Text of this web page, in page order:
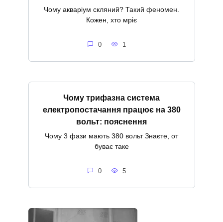
Чому акваріум скляний? Такий феномен.
Кожен, хто мріє
0 1
Чому трифазна система
електропостачання працює на 380
вольт: пояснення
Чому 3 фази мають 380 вольт Знаєте, от
буває таке
0 5